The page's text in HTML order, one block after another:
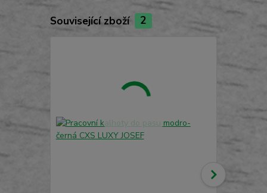
Související zboží 2